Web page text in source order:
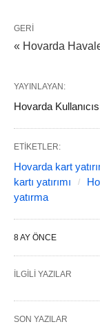
GERI
« Hovarda
YAYINLAYAN:
Hovarda
ETIKETLER:
Hovarda kart
kartı yatırımı
yatırma
8 AY ÖNCE
İLGILI YAZILAR
SON YAZILAR